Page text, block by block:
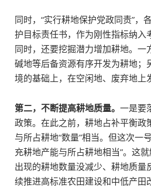
同时，“实行耕地保护党政同责”，
护目标责任书，作为刚性指标纳入
同时，还要挖掘潜力增加耕地。一
碱地等后备资源有序开发为耕地；
境的基础上，在空闲地、废弃地上
第二，不断提高耕地质量。 一是要
政策。在此之前，耕地占补平衡政
与所占耕地“数量”相当。但这次一
充耕地产能与所占耕地相当”。这
出现的耕地数量没减少、耕地质量
续推进高标准农田建设和中低产田